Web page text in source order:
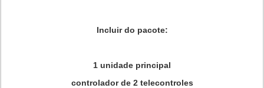
Incluir do pacote:
1 unidade principal
controlador de 2 telecontroles